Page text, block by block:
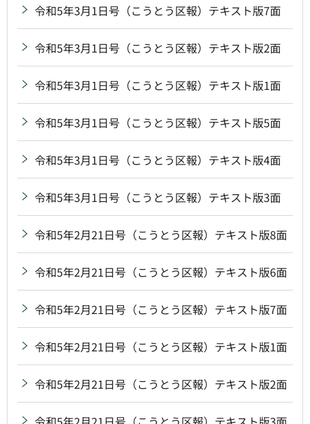
令和5年3月1日号（こうとう区報）テキスト版7面
令和5年3月1日号（こうとう区報）テキスト版2面
令和5年3月1日号（こうとう区報）テキスト版1面
令和5年3月1日号（こうとう区報）テキスト版5面
令和5年3月1日号（こうとう区報）テキスト版4面
令和5年3月1日号（こうとう区報）テキスト版3面
令和5年2月21日号（こうとう区報）テキスト版8面
令和5年2月21日号（こうとう区報）テキスト版6面
令和5年2月21日号（こうとう区報）テキスト版7面
令和5年2月21日号（こうとう区報）テキスト版1面
令和5年2月21日号（こうとう区報）テキスト版2面